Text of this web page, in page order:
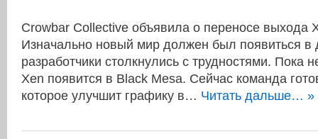
Crowbar Collective объявила о переносе выхода
Изначально новый мир должен был появиться в
разработчики столкнулись с трудностями. Пока
Xen появится в Black Mesa. Сейчас команда
которое улучшит графику в… Читать дальше… »